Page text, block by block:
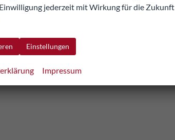
jederzeit mit Wirkung für die Zukunft
Einstellungen
Impressum